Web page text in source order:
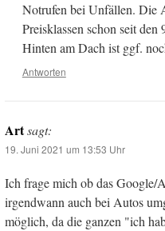
Notrufen bei Unfällen. Die
Preisklassen schon seit
Hinten am Dach ist ggf.
Antworten
Artsagt:
19. Juni 2021 um 13:53 Uhr
Ich frage mich ob das Google/
irgendwann auch bei Autos
möglich, da die ganzen "ich